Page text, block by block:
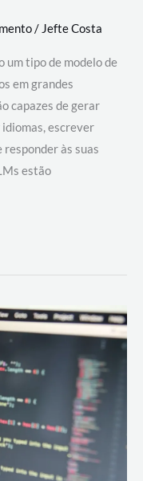
/ Jefte Costa
um tipo de modelo de
em grandes
capazes de gerar
escrever
às suas
estão